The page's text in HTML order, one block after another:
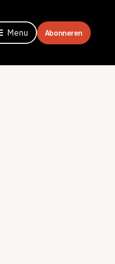
Menu Abonneren